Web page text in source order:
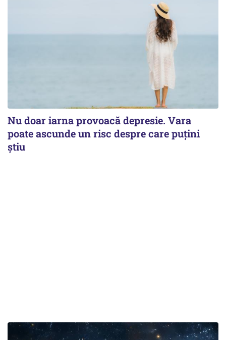
Nu doar iarna provoacă depresie. Vara
poate ascunde un risc despre care puțini
știu